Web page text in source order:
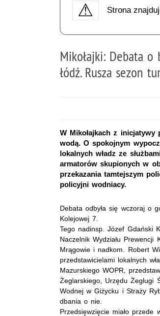
Strona
Mikołajki: Debata
łódź. Rusza sezon
W Mikołajkach z inicjatywy
wodą. O spokojnym
lokalnych władz ze
armatorów skupionych w
przekazania tamtejszym
policyjni wodniacy.
Debata odbyła się wczoraj o
Kolejowej 7.
Tego nadinsp. Józef Gdański
Naczelnik Wydziału
Mrągowie i nadkom. Robert
przedstawicielami lokalnych
Mazurskiego WOPR,
Żeglarskiego, Urzędu Żeglugi
Wodnej w Giżycku i Straży
dbania o nie.
Przedsięwzięcie miało